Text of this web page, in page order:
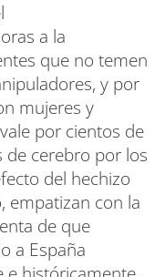
a la
que no temen
y por
mujeres y
por cientos de
de cerebro por los
del hechizo
empatizan con la
de que
a España